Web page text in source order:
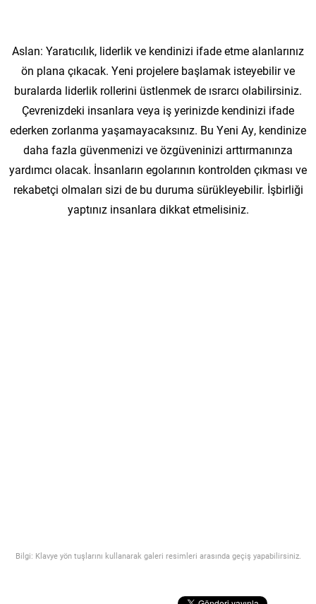
Aslan: Yaratıcılık, liderlik ve kendinizi ifade etme alanlarınız
ön plana çıkacak. Yeni projelere başlamak isteyebilir ve
buralarda liderlik rollerini üstlenmek de ısrarcı olabilirsiniz.
Çevrenizdeki insanlara veya iş yerinizde kendinizi ifade
ederken zorlanma yaşamayacaksınız. Bu Yeni Ay, kendinize
daha fazla güvenmenizi ve özgüveninizi arttırmanınza
yardımcı olacak. İnsanların egolarının kontrolden çıkması ve
rekabetçi olmaları sizi de bu duruma sürükleyebilir. İşbirliği
yaptınız insanlara dikkat etmelisiniz.
Bilgi: Klavye yön tuşlarını kullanarak galeri resimleri arasında geçiş yapabilirsiniz.